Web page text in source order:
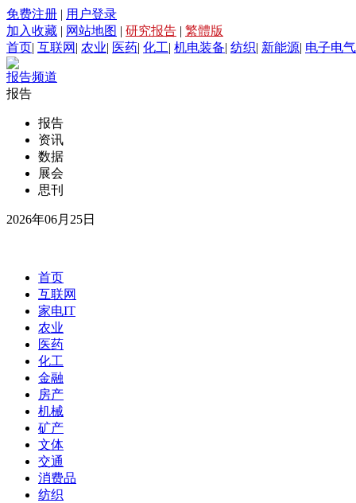
免费注册 | 用户登录
加入收藏 | 网站地图 | 研究报告 | 繁體版
首页| 互联网 | 农业| 医药| 化工| 机电装备| 纺织| 新能源| 电子电气
报告频道
报告
报告
资讯
数据
展会
思刊
2026年06月25日
首页
互联网
家电IT
农业
医药
化工
金融
房产
机械
矿产
文体
交通
消费品
纺织